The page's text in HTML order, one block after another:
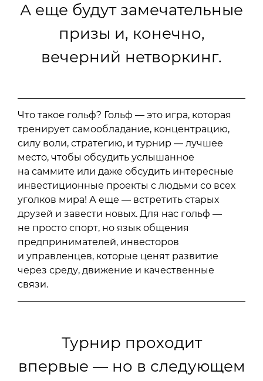
А еще будут замечательные
призы и, конечно,
вечерний нетворкинг.
Что такое гольф? Гольф — это игра, которая
тренирует самообладание, концентрацию,
силу воли, стратегию, и турнир — лучшее
место, чтобы обсудить услышанное
на саммите или даже обсудить интересные
инвестиционные проекты с людьми со всех
уголков мира! А еще — встретить старых
друзей и завести новых. Для нас гольф —
не просто спорт, но язык общения
предпринимателей, инвесторов
и управленцев, которые ценят развитие
через среду, движение и качественные
связи.
Турнир проходит
впервые — но в следующем